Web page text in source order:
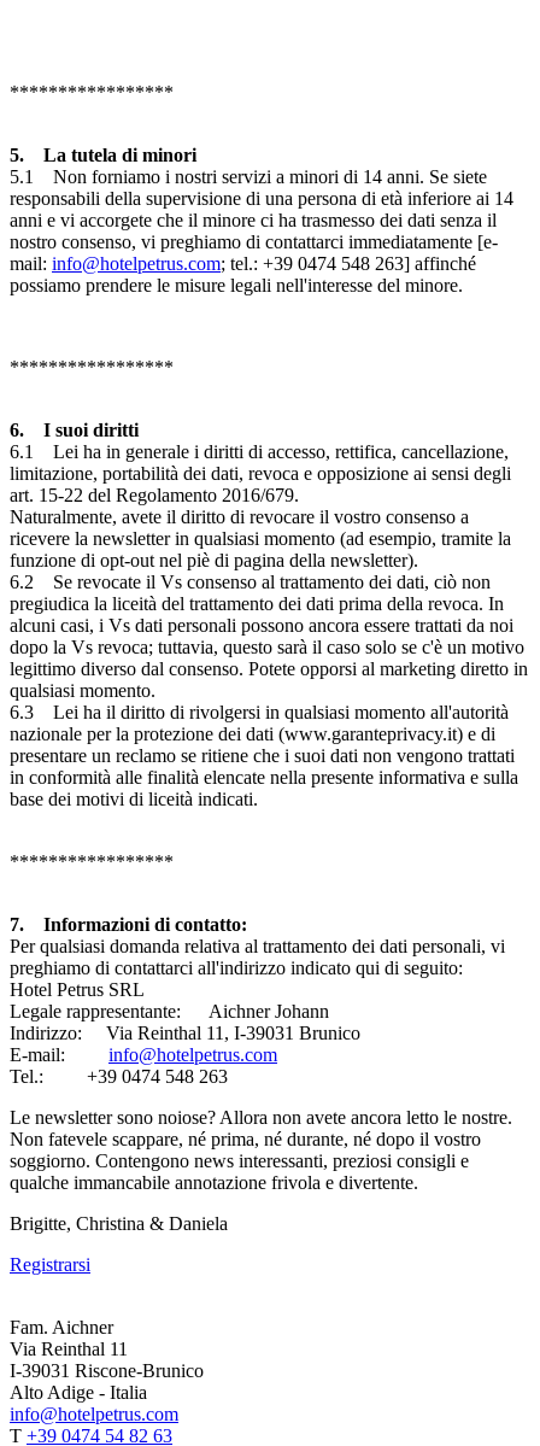
*****************
5. La tutela di minori
5.1 Non forniamo i nostri servizi a minori di 14 anni. Se siete
responsabili della supervisione di una persona di età inferiore ai 14
anni e vi accorgete che il minore ci ha trasmesso dei dati senza il
nostro consenso, vi preghiamo di contattarci immediatamente [e-
mail: info@hotelpetrus.com; tel.: +39 0474 548 263] affinché
possiamo prendere le misure legali nell'interesse del minore.
*****************
6. I suoi diritti
6.1 Lei ha in generale i diritti di accesso, rettifica, cancellazione,
limitazione, portabilità dei dati, revoca e opposizione ai sensi degli
art. 15-22 del Regolamento 2016/679.
Naturalmente, avete il diritto di revocare il vostro consenso a
ricevere la newsletter in qualsiasi momento (ad esempio, tramite la
funzione di opt-out nel piè di pagina della newsletter).
6.2 Se revocate il Vs consenso al trattamento dei dati, ciò non
pregiudica la liceità del trattamento dei dati prima della revoca. In
alcuni casi, i Vs dati personali possono ancora essere trattati da noi
dopo la Vs revoca; tuttavia, questo sarà il caso solo se c'è un motivo
legittimo diverso dal consenso. Potete opporsi al marketing diretto in
qualsiasi momento.
6.3 Lei ha il diritto di rivolgersi in qualsiasi momento all'autorità
nazionale per la protezione dei dati (www.garanteprivacy.it) e di
presentare un reclamo se ritiene che i suoi dati non vengono trattati
in conformità alle finalità elencate nella presente informativa e sulla
base dei motivi di liceità indicati.
*****************
7. Informazioni di contatto:
Per qualsiasi domanda relativa al trattamento dei dati personali, vi
preghiamo di contattarci all'indirizzo indicato qui di seguito:
Hotel Petrus SRL
Legale rappresentante: Aichner Johann
Indirizzo: Via Reinthal 11, I-39031 Brunico
E-mail: info@hotelpetrus.com
Tel.: +39 0474 548 263
Le newsletter sono noiose? Allora non avete ancora letto le nostre.
Non fatevele scappare, né prima, né durante, né dopo il vostro
soggiorno. Contengono news interessanti, preziosi consigli e
qualche immancabile annotazione frivola e divertente.
Brigitte, Christina & Daniela
Registrarsi
Fam. Aichner
Via Reinthal 11
I-39031 Riscone-Brunico
Alto Adige - Italia
info@hotelpetrus.com
T +39 0474 54 82 63